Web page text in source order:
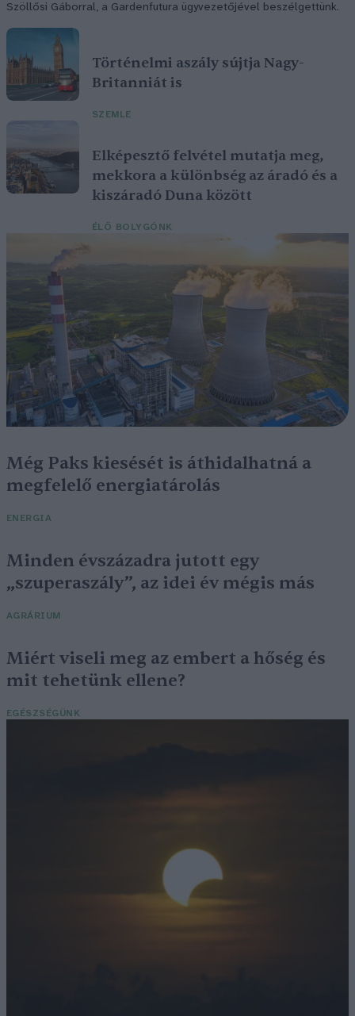
Szöllősi Gáborral, a Gardenfutura ügyvezetőjével beszélgettünk.
Történelmi aszály sújtja Nagy-
Britanniát is
SZEMLE
Elképesztő felvétel mutatja meg,
mekkora a különbség az áradó és a
kiszáradó Duna között
ÉLŐ BOLYGÓNK
Még Paks kiesését is áthidalhatná a
megfelelő energiatárolás
ENERGIA
Minden évszázadra jutott egy
„szuperaszály”, az idei év mégis más
AGRÁRIUM
Miért viseli meg az embert a hőség és
mit tehetünk ellene?
EGÉSZSÉGÜNK